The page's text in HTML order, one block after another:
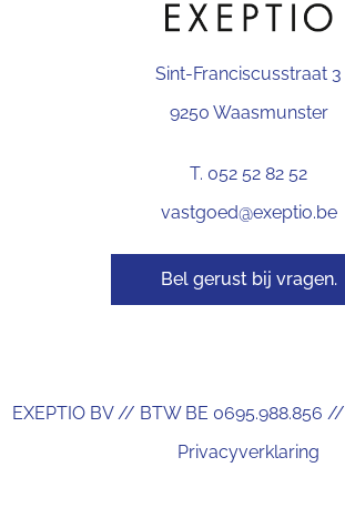
Sint-Franciscusstraat 3
9250 Waasmunster
T. 052 52 82 52
vastgoed@exeptio.be
Bel gerust bij vragen.
EXEPTIO BV // BTW BE 0695.988.856 //
Privacyverklaring